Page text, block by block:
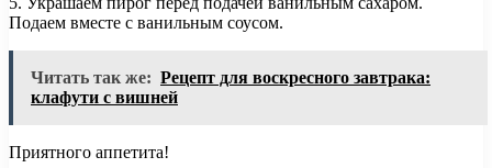
Подаем вместе с ванильным соусом.
Читать так же: Рецепт для воскресного завтрака:
клафути с вишней
Приятного аппетита!